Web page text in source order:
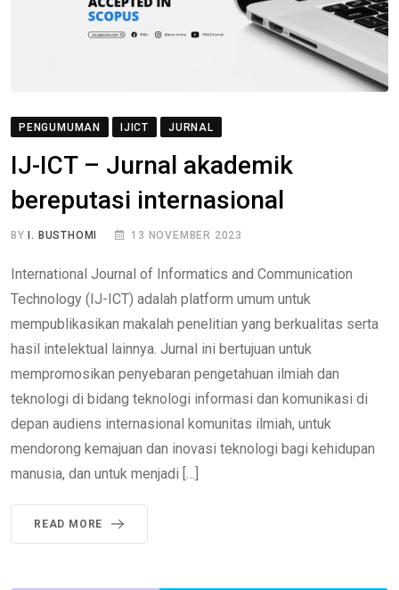
PENGUMUMAN IJICT JURNAL
IJ-ICT – Jurnal akademik
bereputasi internasional
BYI. BUSTHOMI 13 NOVEMBER 2023
International Journal of Informatics and Communication
Technology (IJ-ICT) adalah platform umum untuk
mempublikasikan makalah penelitian yang berkualitas serta
hasil intelektual lainnya. Jurnal ini bertujuan untuk
mempromosikan penyebaran pengetahuan ilmiah dan
teknologi di bidang teknologi informasi dan komunikasi di
depan audiens internasional komunitas ilmiah, untuk
mendorong kemajuan dan inovasi teknologi bagi kehidupan
manusia, dan untuk menjadi […]
READ MORE